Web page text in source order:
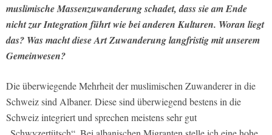
muslimische Massenzuwanderung schadet, dass sie am Ende
nicht zur Integration führt wie bei anderen Kulturen. Woran liegt
das? Was macht diese Art Zuwanderung langfristig mit unserem
Gemeinwesen?
Die überwiegende Mehrheit der muslimischen Zuwanderer in die
Schweiz sind Albaner. Diese sind überwiegend bestens in die
Schweiz integriert und sprechen meistens sehr gut